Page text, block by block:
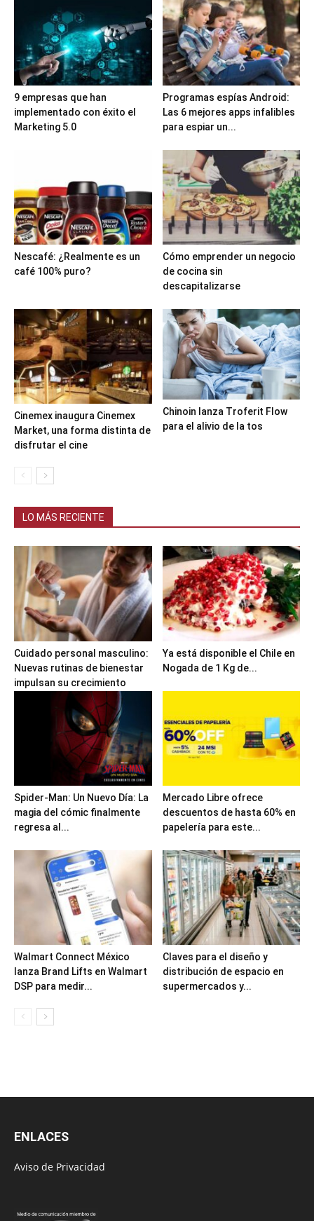
9 empresas que han
implementado con éxito el
Marketing 5.0
Programas espías Android:
Las 6 mejores apps infalibles
para espiar un...
Nescafé: ¿Realmente es un
café 100% puro?
Cómo emprender un negocio
de cocina sin
descapitalizarse
Cinemex inaugura Cinemex
Market, una forma distinta de
disfrutar el cine
Chinoin lanza Troferit Flow
para el alivio de la tos
LO MÁS RECIENTE
Cuidado personal masculino:
Nuevas rutinas de bienestar
impulsan su crecimiento
Ya está disponible el Chile en
Nogada de 1 Kg de...
Spider-Man: Un Nuevo Día: La
magia del cómic finalmente
regresa al...
Mercado Libre ofrece
descuentos de hasta 60% en
papelería para este...
Walmart Connect México
lanza Brand Lifts en Walmart
DSP para medir...
Claves para el diseño y
distribución de espacio en
supermercados y...
ENLACES
Aviso de Privacidad